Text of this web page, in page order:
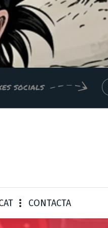
socials
IDEES PER
CONTACTA